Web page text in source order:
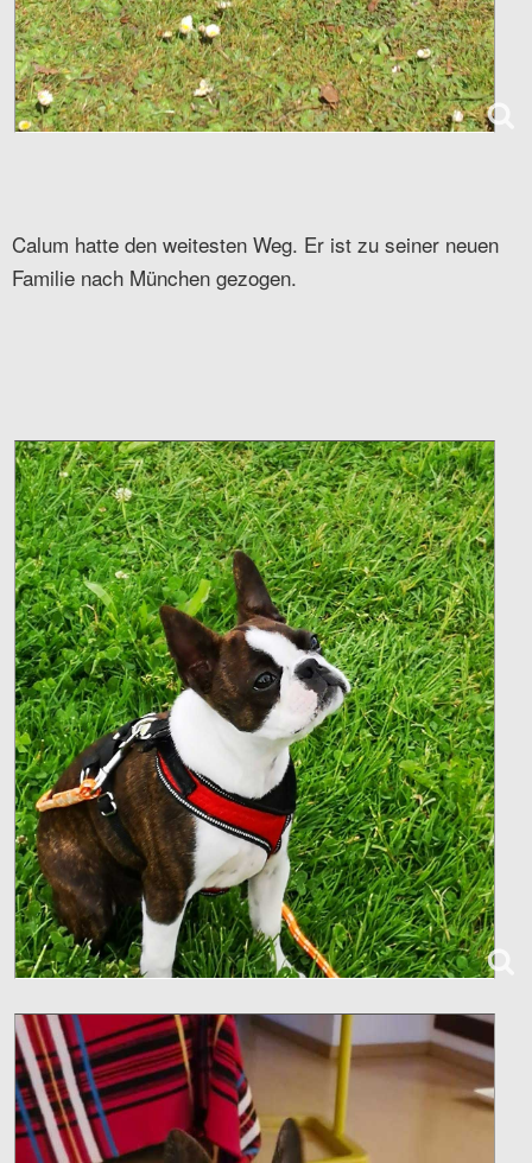
Calum hatte den weitesten Weg. Er ist zu seiner neuen
Familie nach München gezogen.